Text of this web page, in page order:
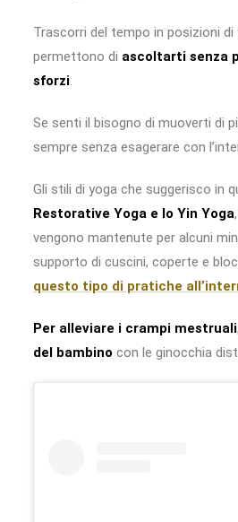
Trascorri del tempo in posizioni di
permettono di ascoltarti senza
sforzi.
Se senti il bisogno di muoverti di
sempre senza esagerare con
Gli stili di yoga che suggerisco in
Restorative Yoga e lo Yin Yoga
vengono mantenute per alcuni
supporto di cuscini, coperte e
questo tipo di pratiche
Per alleviare i crampi mestruali,
del bambino con le ginocchia